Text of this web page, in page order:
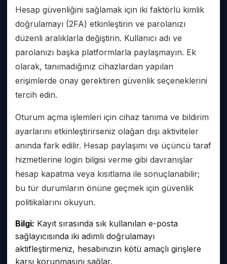
Hesap güvenliğini sağlamak için iki faktörlü kimlik
doğrulamayı (2FA) etkinleştirin ve parolanızı
düzenli aralıklarla değiştirin. Kullanıcı adı ve
parolanızı başka platformlarla paylaşmayın. Ek
olarak, tanımadığınız cihazlardan yapılan
erişimlerde onay gerektiren güvenlik seçeneklerini
tercih edin.
Oturum açma işlemleri için cihaz tanıma ve bildirim
ayarlarını etkinleştirirseniz olağan dışı aktiviteler
anında fark edilir. Hesap paylaşımı ve üçüncü taraf
hizmetlerine login bilgisi verme gibi davranışlar
hesap kapatma veya kısıtlama ile sonuçlanabilir;
bu tür durumların önüne geçmek için güvenlik
politikalarını okuyun.
Bilgi: Kayıt sırasında sık kullanılan e-posta
sağlayıcısında iki adımlı doğrulamayı
aktifleştirmeniz, hesabınızın kötü amaçlı girişlere
karşı korunmasını sağlar.